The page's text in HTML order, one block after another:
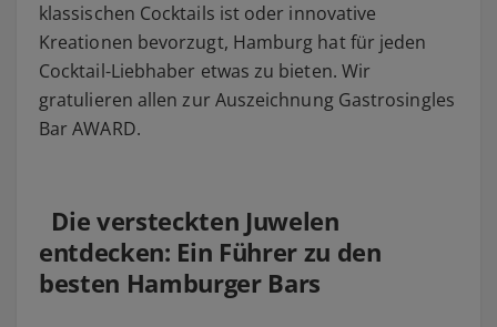
klassischen Cocktails ist oder innovative
Kreationen bevorzugt, Hamburg hat für jeden
Cocktail-Liebhaber etwas zu bieten. Wir
gratulieren allen zur Auszeichnung Gastrosingles
Bar AWARD.
Die versteckten Juwelen
entdecken: Ein Führer zu den
besten Hamburger Bars